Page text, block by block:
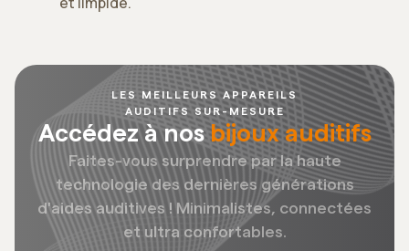
LES MEILLEURS APPAREILS
AUDITIFS SUR-MESURE
Accédez à nosbijoux auditifs
Faites-vous surprendre par la haute
technologie des dernières générations
d'aides auditives ! Minimalistes, connectées
et ultra confortables.